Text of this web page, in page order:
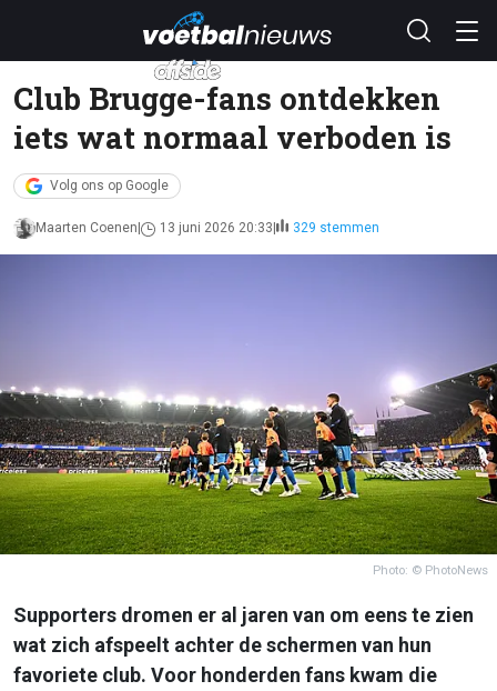
Club Brugge-fans ontdekken
iets wat normaal verboden is
Volg ons op Google
Maarten Coenen 13 juni 2026 20:33 329 stemmen
Photo: © PhotoNews
Supporters dromen er al jaren van om eens te zien
wat zich afspeelt achter de schermen van hun
favoriete club. Voor honderden fans kwam die